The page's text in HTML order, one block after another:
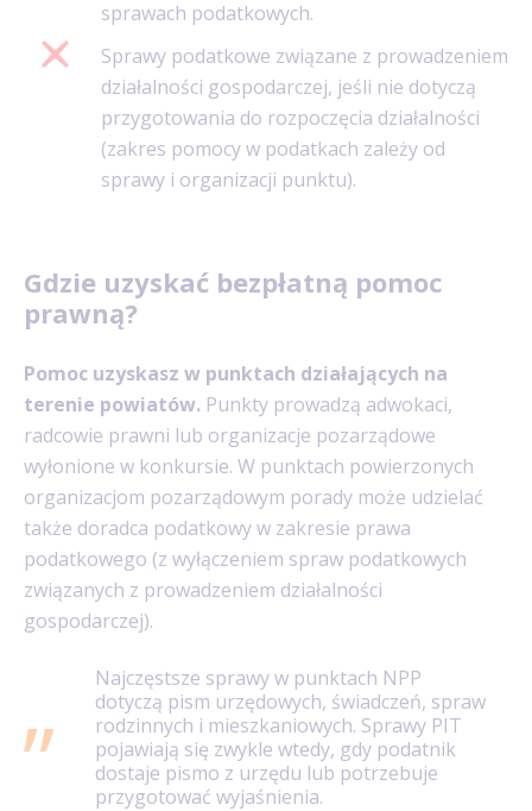
sprawach podatkowych.
Sprawy podatkowe związane z prowadzeniem
działalności gospodarczej, jeśli nie dotyczą
przygotowania do rozpoczęcia działalności
(zakres pomocy w podatkach zależy od
sprawy i organizacji punktu).
Gdzie uzyskać bezpłatną pomoc
prawną?
Pomoc uzyskasz w punktach działających na
terenie powiatów. Punkty prowadzą adwokaci,
radcowie prawni lub organizacje pozarządowe
wyłonione w konkursie. W punktach powierzonych
organizacjom pozarządowym porady może udzielać
także doradca podatkowy w zakresie prawa
podatkowego (z wyłączeniem spraw podatkowych
związanych z prowadzeniem działalności
gospodarczej).
Najczęstsze sprawy w punktach NPP
dotyczą pism urzędowych, świadczeń, spraw
rodzinnych i mieszkaniowych. Sprawy PIT
pojawiają się zwykle wtedy, gdy podatnik
dostaje pismo z urzędu lub potrzebuje
przygotować wyjaśnienia.